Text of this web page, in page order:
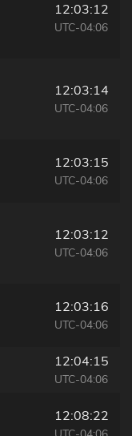
12:03:12
UTC-04:06
12:03:14
UTC-04:06
12:03:15
UTC-04:06
12:03:12
UTC-04:06
12:03:16
UTC-04:06
12:04:15
UTC-04:06
12:08:22